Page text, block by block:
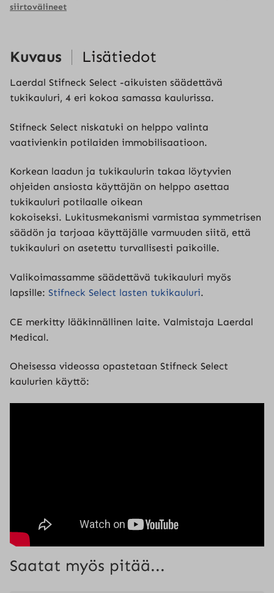
määrä
siirtovälineet
Kuvaus Lisätiedot
Laerdal Stifneck Select -aikuisten säädettävä
tukikauluri, 4 eri kokoa samassa kaulurissa.
Stifneck Select niskatuki on helppo valinta
vaativienkin potilaiden immobilisaatioon.
Korkean laadun ja tukikaulurin takaa löytyvien
ohjeiden ansiosta käyttäjän on helppo asettaa
tukikauluri potilaalle oikean
kokoiseksi. Lukitusmekanismi varmistaa symmetrisen
säädön ja tarjoaa käyttäjälle varmuuden siitä, että
tukikauluri on asetettu turvallisesti paikoille.
Valikoimassamme säädettävä tukikauluri myös
lapsille: Stifneck Select lasten tukikauluri.
CE merkitty lääkinnällinen laite. Valmistaja Laerdal
Medical.
Oheisessa videossa opastetaan Stifneck Select
kaulurien käyttö:
Saatat myös pitää...